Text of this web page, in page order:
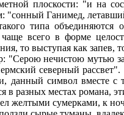
плоскости: "и на
"сонный Ганимед,
типа объединяются
чаще всего в форме
то выступая как запев,
"Серою нечистою мутью
северный
данный символ вместе с
в разных местах романа,
желтыми сумерками, к